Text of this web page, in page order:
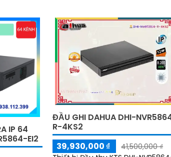
hiệu quả
IP 64
EI2
ĐẦU GHI DAHUA DHI-
R-4KS2
39,930,000 ₫
41,500,000 ₫